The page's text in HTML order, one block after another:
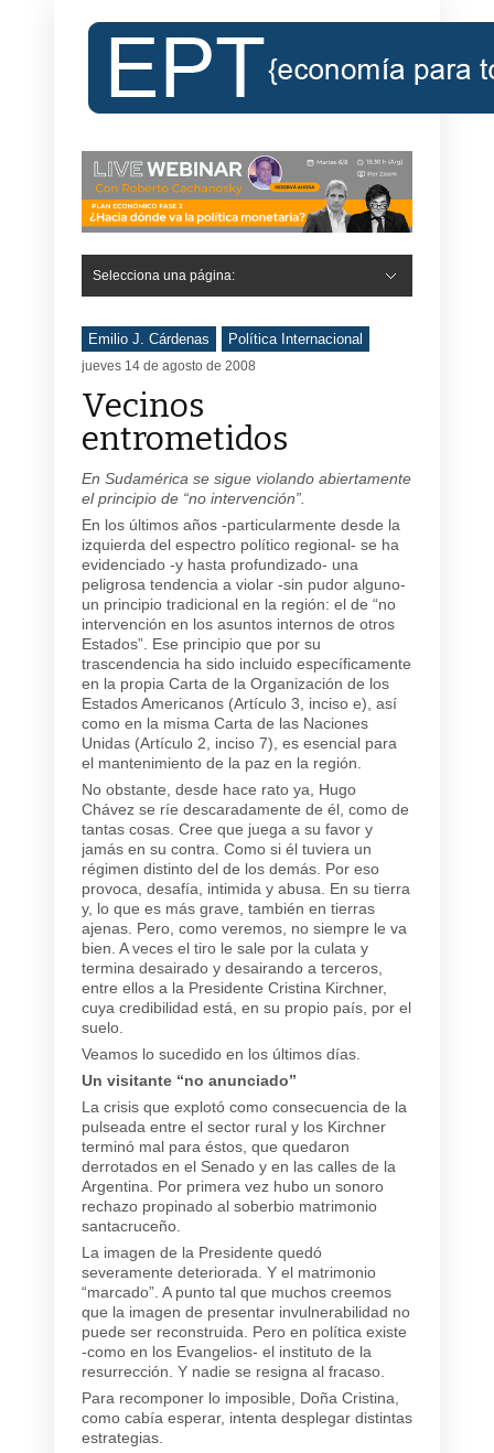
Selecciona una página:
Emilio J. Cárdenas Política Internacional
jueves 14 de agosto de 2008
Vecinos
entrometidos
En Sudamérica se sigue violando abiertamente
el principio de “no intervención”.
En los últimos años -particularmente desde la
izquierda del espectro político regional- se ha
evidenciado -y hasta profundizado- una
peligrosa tendencia a violar -sin pudor alguno-
un principio tradicional en la región: el de “no
intervención en los asuntos internos de otros
Estados”. Ese principio que por su
trascendencia ha sido incluido específicamente
en la propia Carta de la Organización de los
Estados Americanos (Artículo 3, inciso e), así
como en la misma Carta de las Naciones
Unidas (Artículo 2, inciso 7), es esencial para
el mantenimiento de la paz en la región.
No obstante, desde hace rato ya, Hugo
Chávez se ríe descaradamente de él, como de
tantas cosas. Cree que juega a su favor y
jamás en su contra. Como si él tuviera un
régimen distinto del de los demás. Por eso
provoca, desafía, intimida y abusa. En su tierra
y, lo que es más grave, también en tierras
ajenas. Pero, como veremos, no siempre le va
bien. A veces el tiro le sale por la culata y
termina desairado y desairando a terceros,
entre ellos a la Presidente Cristina Kirchner,
cuya credibilidad está, en su propio país, por el
suelo.
Veamos lo sucedido en los últimos días.
Un visitante “no anunciado”
La crisis que explotó como consecuencia de la
pulseada entre el sector rural y los Kirchner
terminó mal para éstos, que quedaron
derrotados en el Senado y en las calles de la
Argentina. Por primera vez hubo un sonoro
rechazo propinado al soberbio matrimonio
santacruceño.
La imagen de la Presidente quedó
severamente deteriorada. Y el matrimonio
“marcado”. A punto tal que muchos creemos
que la imagen de presentar invulnerabilidad no
puede ser reconstruida. Pero en política existe
-como en los Evangelios- el instituto de la
resurrección. Y nadie se resigna al fracaso.
Para recomponer lo imposible, Doña Cristina,
como cabía esperar, intenta desplegar distintas
estrategias.